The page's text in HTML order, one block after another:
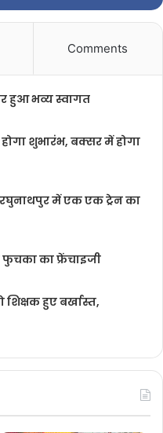
Comments
हुआ भव्य स्वागत
शुभारंभ, बक्सर में होगा
में एक एक ट्रेन का
का फ्रेंचाइजी
शिक्षक हुए बर्खास्त,